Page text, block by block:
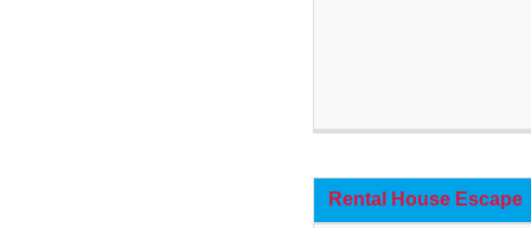
Rental House Escape